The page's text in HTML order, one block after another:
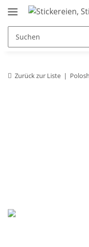
Zurück zur Liste